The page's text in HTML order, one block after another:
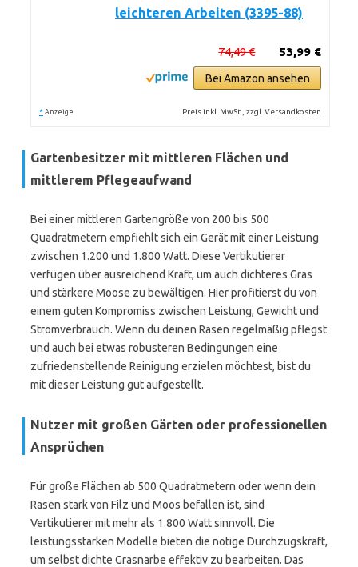
leichteren Arbeiten (3395-88)
53,99 €
74,49 €
Bei Amazon ansehen
* Anzeige Preis inkl. MwSt., zzgl. Versandkosten
Gartenbesitzer mit mittleren Flächen und
mittlerem Pflegeaufwand
Bei einer mittleren Gartengröße von 200 bis 500
Quadratmetern empfiehlt sich ein Gerät mit einer Leistung
zwischen 1.200 und 1.800 Watt. Diese Vertikutierer
verfügen über ausreichend Kraft, um auch dichteres Gras
und stärkere Moose zu bewältigen. Hier profitierst du von
einem guten Kompromiss zwischen Leistung, Gewicht und
Stromverbrauch. Wenn du deinen Rasen regelmäßig pflegst
und auch bei etwas robusteren Bedingungen eine
zufriedenstellende Reinigung erzielen möchtest, bist du
mit dieser Leistung gut aufgestellt.
Nutzer mit großen Gärten oder professionellen
Ansprüchen
Für große Flächen ab 500 Quadratmetern oder wenn dein
Rasen stark von Filz und Moos befallen ist, sind
Vertikutierer mit mehr als 1.800 Watt sinnvoll. Die
leistungsstarken Modelle bieten die nötige Durchzugskraft,
um selbst dichte Grasnarbe effektiv zu bearbeiten. Das